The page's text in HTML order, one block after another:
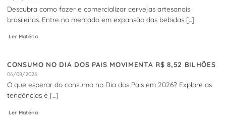
Descubra como fazer e comercializar cervejas artesanais
brasileiras. Entre no mercado em expansão das bebidas [...]
Ler Matéria
CONSUMO NO DIA DOS PAIS MOVIMENTA R$ 8,52 BILHÕES
06/08/2026
O que esperar do consumo no Dia dos Pais em 2026? Explore as
tendências e [...]
Ler Matéria